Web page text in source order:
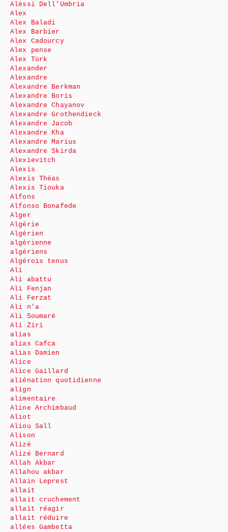
Alèssi Dell’Umbria
Alex
Alex Baladi
Alex Barbier
Alex Cadourcy
Alex pense
Alex Türk
Alexander
Alexandre
Alexandre Berkman
Alexandre Boris
Alexandre Chayanov
Alexandre Grothendieck
Alexandre Jacob
Alexandre Kha
Alexandre Marius
Alexandre Skirda
Alexievitch
Alexis
Alexis Théas
Alexis Tiouka
Alfons
Alfonso Bonafede
Alger
Algérie
Algérien
algérienne
algériens
Algérois tenus
Ali
Ali abattu
Ali Fenjan
Ali Ferzat
Ali n’a
Ali Soumaré
Ali Ziri
alias
alias Cafca
alias Damien
Alice
Alice Gaillard
aliénation quotidienne
align
alimentaire
Aline Archimbaud
Aliot
Aliou Sall
Alison
Alizé
Alizé Bernard
Allah Akbar
Allahou akbar
Allain Leprest
allait
allait cruchement
allait réagir
allait réduire
allées Gambetta